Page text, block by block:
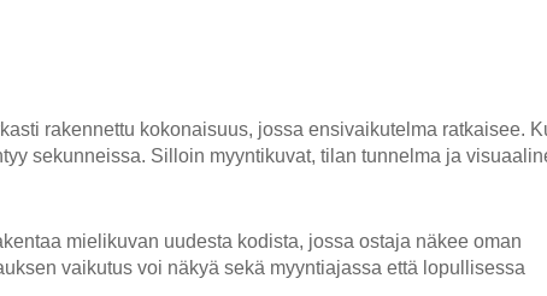
rakennettu kokonaisuus, jossa ensivaikutelma ratkaisee.
sekunneissa. Silloin myyntikuvat, tilan tunnelma ja
mielikuvan uudesta kodista, jossa ostaja näkee oman
vaikutus voi näkyä sekä myyntiajassa että lopullisessa